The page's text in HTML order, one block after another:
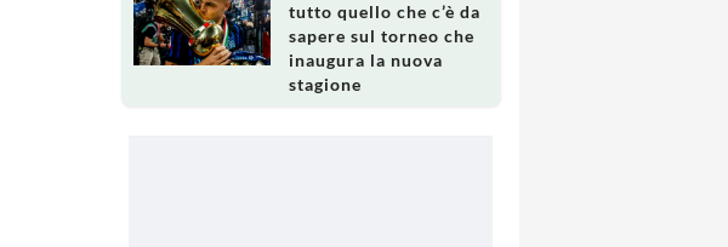
tutto quello che c’è da
sapere sul torneo che
inaugura la nuova
stagione